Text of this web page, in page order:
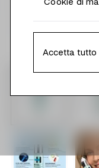
Accetta tutto